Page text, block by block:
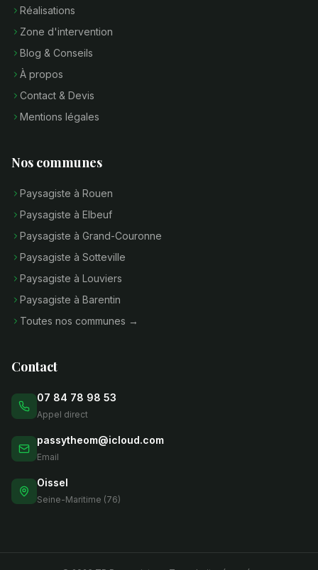
Réalisations
Zone d'intervention
Blog & Conseils
À propos
Contact & Devis
Mentions légales
Nos communes
Paysagiste à Rouen
Paysagiste à Elbeuf
Paysagiste à Grand-Couronne
Paysagiste à Sotteville
Paysagiste à Louviers
Paysagiste à Barentin
Toutes nos communes →
Contact
07 84 78 98 53
Appel direct
passytheom@icloud.com
Email
Oissel
Seine-Maritime (76)